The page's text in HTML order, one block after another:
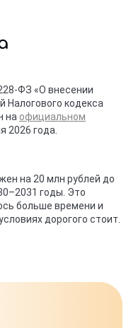
ФЗ «О внесении
Налогового кодекса
на официальном
2026 года.
на 20 млн рублей до
годы. Это
больше времени и
дорогого стоит.